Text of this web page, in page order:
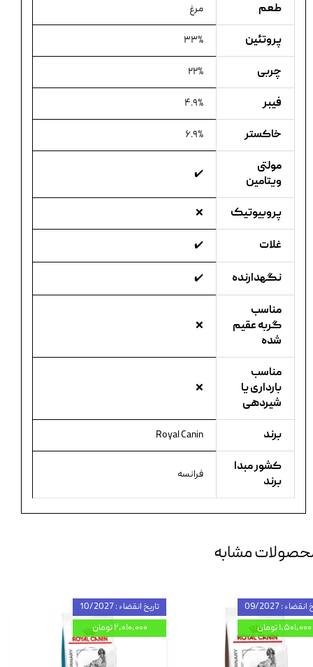
طعم مرغ
پروتئین ۳۳%
چربی ۲۲%
فیبر ۴.۹%
خاکستر ۶.۹%
مولتی
ویتامین
✔️
پروبیوتیک ❌
غلات ✔️
نگهدارنده ✔️
مناسب
گربه عقیم
شده
❌
مناسب
بارداری یا
شیردهی
❌
برند Royal Canin
کشور مبدا
برند
فرانسه
مشابه
تاریخ انقضاء : 10/2027
۲,۰۱۰,۰۰۰ تومان
: 09/2027
۱,۵۰۱,۰۰۰ تومان